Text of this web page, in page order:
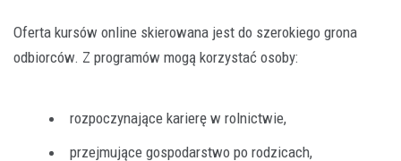
Oferta kursów online skierowana jest do szerokiego grona
odbiorców. Z programów mogą korzystać osoby:
rozpoczynające karierę w rolnictwie,
przejmujące gospodarstwo po rodzicach,